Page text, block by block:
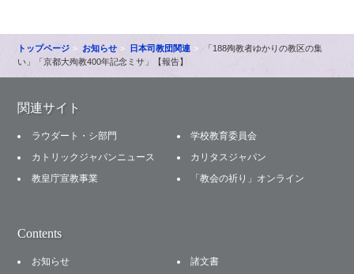
トップページ お知らせ 日本司教団関連
「188殉教者ゆかりの教区の集
い」「京都大殉教400年記念ミサ」【報告】
関連サイト
ラウダート・シ部門
学校教育委員会
カトリックジャパンニュース
カリタスジャパン
教皇庁宣教事業
「教会の祈り」オンライン
Contents
お知らせ
諸文書